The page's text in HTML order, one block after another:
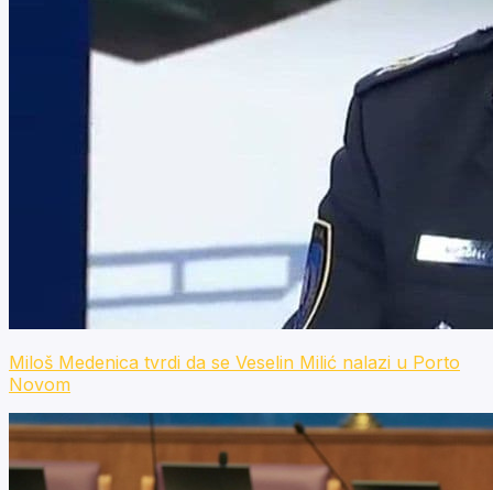
Miloš Medenica tvrdi da se Veselin Milić nalazi u Porto
Novom